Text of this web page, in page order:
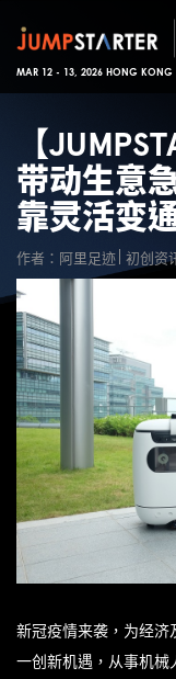
MAR 12 - 13, 2026 HONG KONG
【
带动生意
靠灵活变
作者：阿里足迹 初创资
新冠疫情来袭，为经
一创新机遇，从事机械